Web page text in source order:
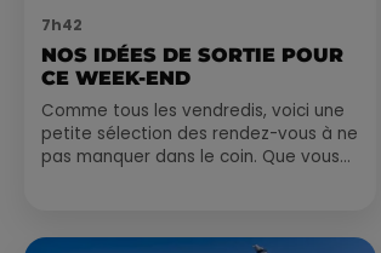
7h42
NOS IDÉES DE SORTIE POUR
CE WEEK-END
Comme tous les vendredis, voici une
petite sélection des rendez-vous à ne
pas manquer dans le coin. Que vous